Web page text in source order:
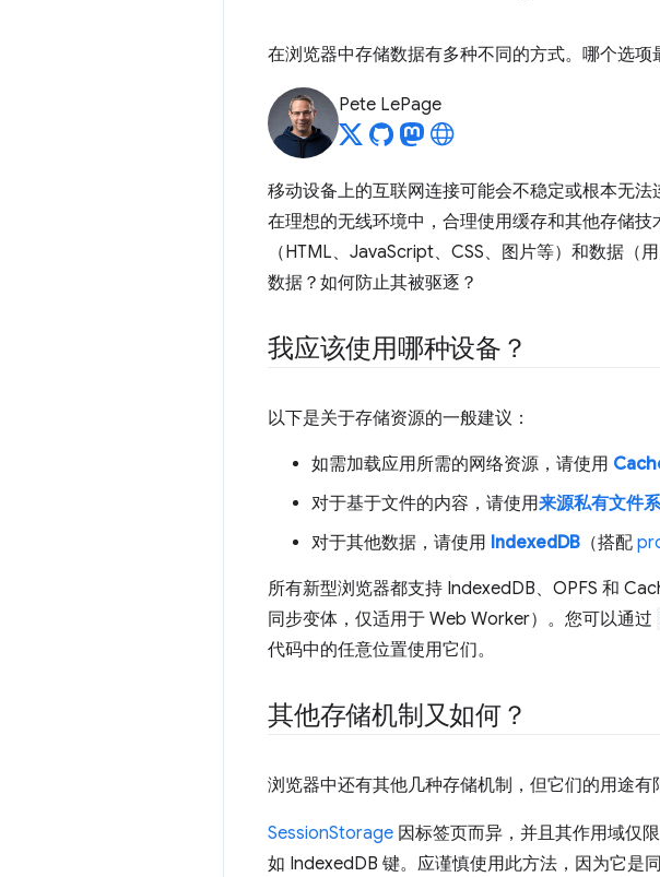
在浏览器中存储数据有多种不同的方式。哪个选项
Pete LePage
移动设备上的互联网连接可能会不稳定或根本无
在理想的无线环境中，合理使用缓存和其他存储
（HTML、JavaScript、CSS、图片等）和数据
数据？如何防止其被驱逐？
我应该使用哪种设备？
以下是关于存储资源的一般建议：
如需加载应用所需的网络资源，请使用
对于基于文件的内容，请使用来源私有文件
对于其他数据，请使用 IndexedDB （搭配
所有新型浏览器都支持 IndexedDB、OPFS 和
同步变体，仅适用于 Web Worker）。您可以通过
代码中的任意位置使用它们。
其他存储机制又如何？
浏览器中还有其他几种存储机制，但它们的用途有
SessionStorage 因标签页而异，并且其作用域仅
如 IndexedDB 键。应谨慎使用此方法，因为它是